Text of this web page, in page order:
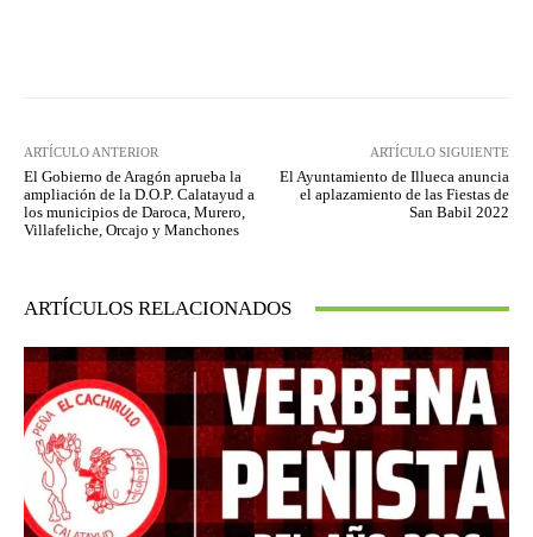
ARTÍCULO ANTERIOR
El Gobierno de Aragón aprueba la
ampliación de la D.O.P. Calatayud a
los municipios de Daroca, Murero,
Villafeliche, Orcajo y Manchones
ARTÍCULO SIGUIENTE
El Ayuntamiento de Illueca anuncia
el aplazamiento de las Fiestas de
San Babil 2022
ARTÍCULOS RELACIONADOS